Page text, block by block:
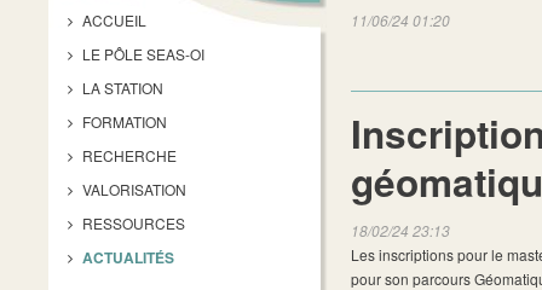
ACCUEIL
LE PÔLE SEAS-OI
LA STATION
FORMATION
RECHERCHE
VALORISATION
RESSOURCES
ACTUALITÉS
11/06/24 01:20
18/02/24 23:13
Les inscriptions pour le
pour son parcours